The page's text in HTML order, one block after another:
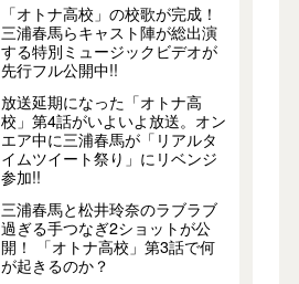
「オトナ高校」の校歌が完成！
三浦春馬らキャスト陣が総出演
する特別ミュージックビデオが
先行フル公開中!!
放送延期になった「オトナ高
校」第4話がいよいよ放送。オン
エア中に三浦春馬が「リアルタ
イムツイート祭り」にリベンジ
参加!!
三浦春馬と松井玲奈のラブラブ
過ぎる手つなぎ2ショットが公
開！ 「オトナ高校」第3話で何
が起きるのか？